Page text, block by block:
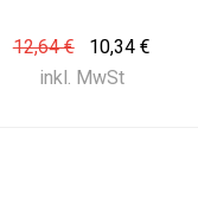
12,64 €
10,34 €
inkl. MwSt